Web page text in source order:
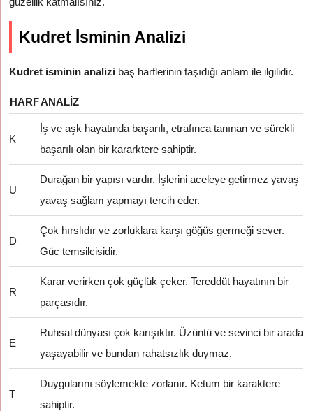
Kudret İsminin Analizi
Kudret isminin analizi baş harflerinin taşıdığı anlam ile ilgilidir.
HARFANALIZ
K
İş ve aşk hayatında başarılı, etrafınca tanınan ve sürekli
başarılı olan bir kararktere sahiptir.
U
Durağan bir yapısı vardır. İşlerini aceleye getirmez yavaş
yavaş sağlam yapmayı tercih eder.
D
Çok hırslıdır ve zorluklara karşı göğüs germeği sever.
Güc temsilcisidir.
R
Karar verirken çok güçlük çeker. Tereddüt hayatının bir
parçasıdır.
E
Ruhsal dünyası çok karışıktır. Üzüntü ve sevinci bir arada
yaşayabilir ve bundan rahatsızlık duymaz.
T
Duygularını söylemekte zorlanır. Ketum bir karaktere
sahiptir.